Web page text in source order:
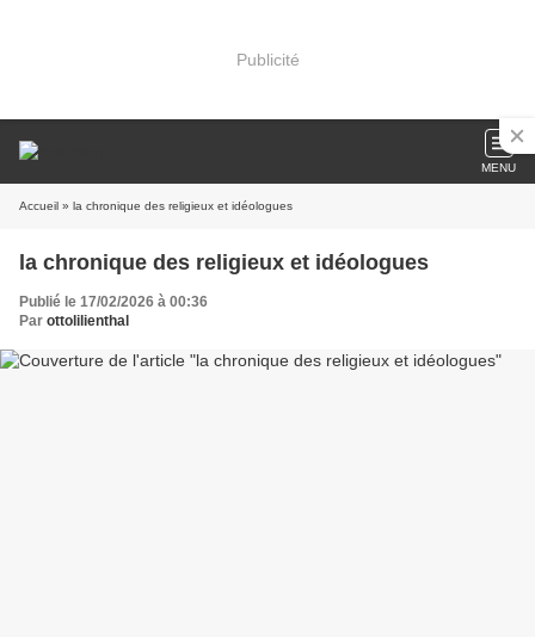
Publicité
MENU
Accueil » la chronique des religieux et idéologues
la chronique des religieux et idéologues
Publié le 17/02/2026 à 00:36
Par ottolilienthal